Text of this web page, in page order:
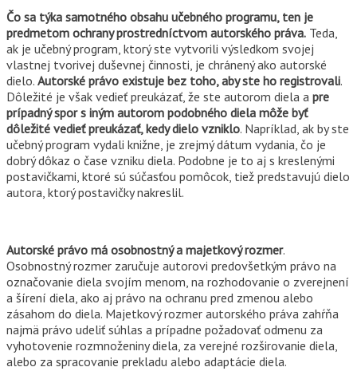
Čo sa týka samotného obsahu učebného programu, ten je
predmetom ochrany prostredníctvom autorského práva. Teda,
ak je učebný program, ktorý ste vytvorili výsledkom svojej
vlastnej tvorivej duševnej činnosti, je chránený ako autorské
dielo. Autorské právo existuje bez toho, aby ste ho registrovali.
Dôležité je však vedieť preukázať, že ste autorom diela a pre
prípadný spor s iným autorom podobného diela môže byť
dôležité vedieť preukázať, kedy dielo vzniklo. Napríklad, ak by ste
učebný program vydali knižne, je zrejmý dátum vydania, čo je
dobrý dôkaz o čase vzniku diela. Podobne je to aj s kreslenými
postavičkami, ktoré sú súčasťou pomôcok, tiež predstavujú dielo
autora, ktorý postavičky nakreslil.
Autorské právo má osobnostný a majetkový rozmer.
Osobnostný rozmer zaručuje autorovi predovšetkým právo na
označovanie diela svojím menom, na rozhodovanie o zverejnení
a šírení diela, ako aj právo na ochranu pred zmenou alebo
zásahom do diela. Majetkový rozmer autorského práva zahŕňa
najmä právo udeliť súhlas a prípadne požadovať odmenu za
vyhotovenie rozmnoženiny diela, za verejné rozširovanie diela,
alebo za spracovanie prekladu alebo adaptácie diela.